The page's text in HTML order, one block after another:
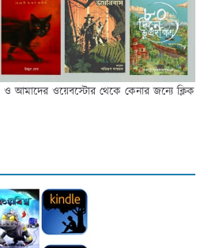
ও আমাদের ওয়েবস্টোর থেকে কেনার জন্যে ক্লিক